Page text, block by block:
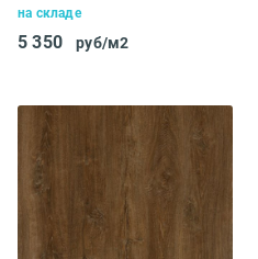
на складе
5 350 руб/м2